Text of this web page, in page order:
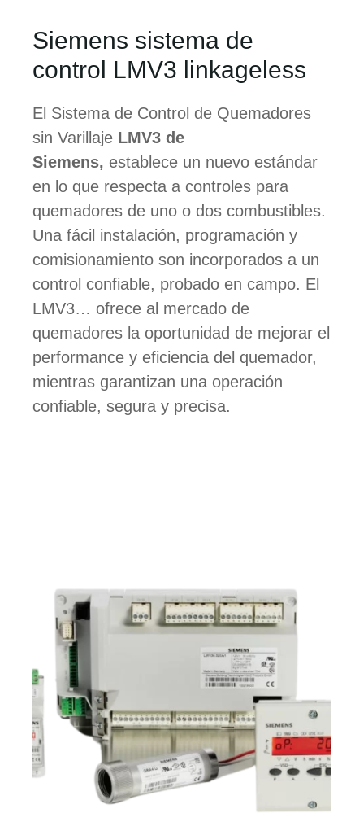
Siemens sistema de
control LMV3 linkageless
El Sistema de Control de Quemadores
sin Varillaje LMV3 de
Siemens, establece un nuevo estándar
en lo que respecta a controles para
quemadores de uno o dos combustibles.
Una fácil instalación, programación y
comisionamiento son incorporados a un
control confiable, probado en campo. El
LMV3… ofrece al mercado de
quemadores la oportunidad de mejorar el
performance y eficiencia del quemador,
mientras garantizan una operación
confiable, segura y precisa.